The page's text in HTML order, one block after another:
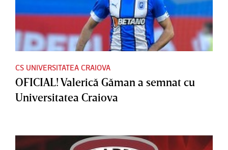
CS UNIVERSITATEA CRAIOVA
OFICIAL! Valerică Găman a semnat cu
Universitatea Craiova